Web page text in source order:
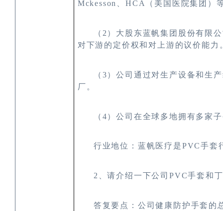
Mckesson HCA （美国医院集团）
（2 ）大股东蓝帆集团股份有限
对下游的定价权和对上游的议价能力
（3）公司通过对生产设备和生
厂。
（4）公司在全球多地拥有多家
行业地位：蓝帆医疗是PVC手套
2 、请介绍一下公司 PVC手套和
答复要点：公司健康防护手套的